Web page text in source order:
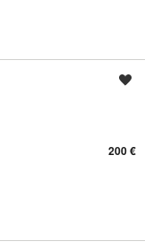
200 €